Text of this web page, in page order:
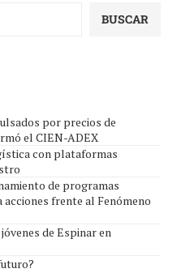
BUSCAR
por precios de
el CIEN-ADEX
con plataformas
de programas
frente al Fenómeno
de Espinar en